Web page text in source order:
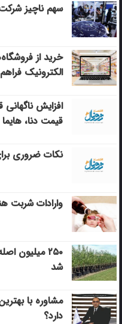
سهم ناچیز
خرید از
الکترونیک
افزایش
قیمت دنا، هایما
نکات ضروری
وارادات شربت
۲۵۰ میلیون
شد
مشاوره با
دارد؟